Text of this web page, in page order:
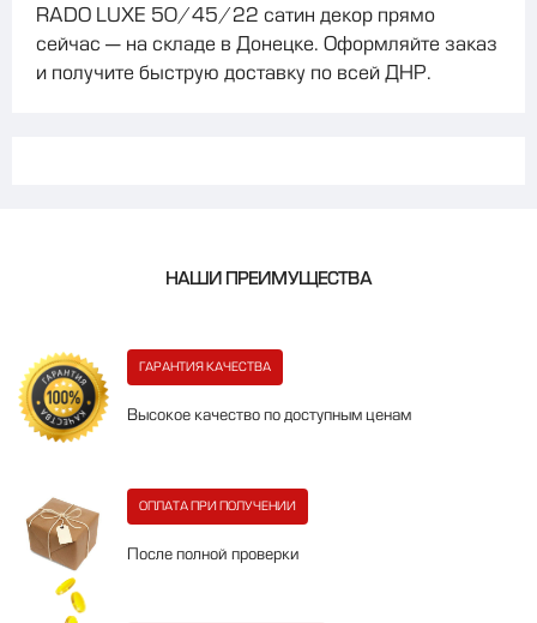
RADO LUXE 50/45/22 сатин декор прямо
сейчас — на складе в Донецке. Оформляйте заказ
и получите быструю доставку по всей ДНР.
НАШИ ПРЕИМУЩЕСТВА
ГАРАНТИЯ КАЧЕСТВА
Высокое качество по доступным ценам
ОПЛАТА ПРИ ПОЛУЧЕНИИ
После полной проверки